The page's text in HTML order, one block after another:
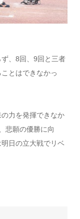
、8回、9回と三者
とはできなかっ
力を発揮できなか
悲願の優勝に向
日の立大戦でリベ